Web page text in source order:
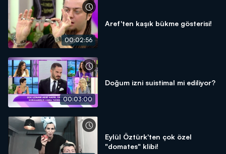
00:02:56
Aref'ten kaşık bükme gösterisi!
00:03:00
Doğum izni suistimal mi ediliyor?
Eylül Öztürk'ten çok özel
"domates" klibi!